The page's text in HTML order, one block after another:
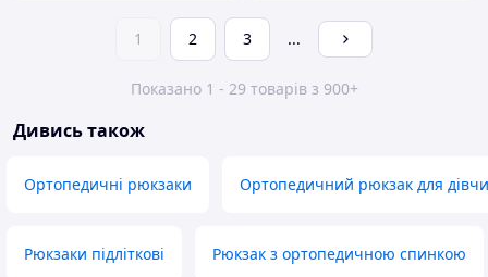
1 2 3 ...
Показано 1 - 29 товарів з 900+
Дивись також
Ортопедичні рюкзаки Ортопедичний рюкзак для
Рюкзаки підліткові Рюкзак з ортопедичною спинкою